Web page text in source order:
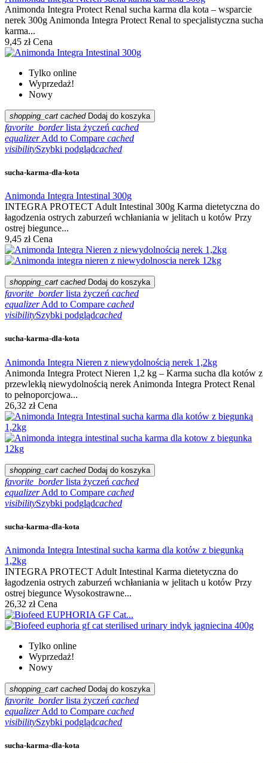
Animonda Integra Protect Renal sucha karma dla kota – wsparcie
nerek 300g Animonda Integra Protect Renal to specjalistyczna sucha
karma...
9,45 zł Cena
Tylko online
Wyprzedaż!
Nowy
shopping_cart cached Dodaj do koszyka
favorite_border lista życzeń cached
equalizer Add to Compare cached
visibilitySzybki podglądcached
sucha-karma-dla-kota
Animonda Integra Intestinal 300g
INTEGRA PROTECT Adult Intestinal 300g Karma dietetyczna do
łagodzenia ostrych zaburzeń wchłaniania w jelitach u kotów Przy
ostrej biegunce...
9,45 zł Cena
shopping_cart cached Dodaj do koszyka
favorite_border lista życzeń cached
equalizer Add to Compare cached
visibilitySzybki podglądcached
sucha-karma-dla-kota
Animonda Integra Nieren z niewydolnością nerek 1,2kg
Animonda Integra Protect Nieren 1,2 kg – Karma sucha dla kotów z
przewlekłą niewydolnością nerek Animonda Integra Protect Renal
to pełnoporcjowa...
26,32 zł Cena
shopping_cart cached Dodaj do koszyka
favorite_border lista życzeń cached
equalizer Add to Compare cached
visibilitySzybki podglądcached
sucha-karma-dla-kota
Animonda Integra Intestinal sucha karma dla kotów z biegunką
1,2kg
INTEGRA PROTECT Adult Intestinal Karma dietetyczna do
łagodzenia ostrych zaburzeń wchłaniania w jelitach u kotów Przy
ostrej biegunce Wysokostrawne...
26,32 zł Cena
Tylko online
Wyprzedaż!
Nowy
shopping_cart cached Dodaj do koszyka
favorite_border lista życzeń cached
equalizer Add to Compare cached
visibilitySzybki podglądcached
sucha-karma-dla-kota